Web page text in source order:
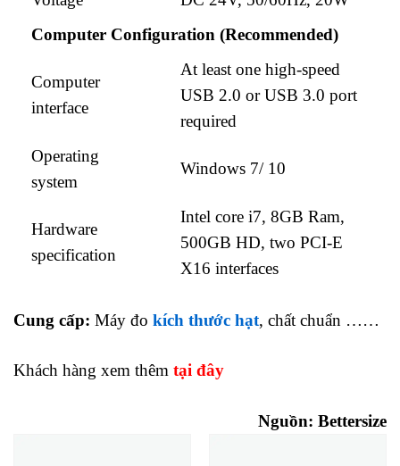
Computer Configuration (Recommended)
Computer
interface
At least one high-speed
USB 2.0 or USB 3.0 port
required
Operating
system
Windows 7/ 10
Hardware
specification
Intel core i7, 8GB Ram,
500GB HD, two PCI-E
X16 interfaces
Cung cấp: Máy đo kích thước hạt, chất chuẩn ……
Khách hàng xem thêm tại đây
Nguồn: Bettersize